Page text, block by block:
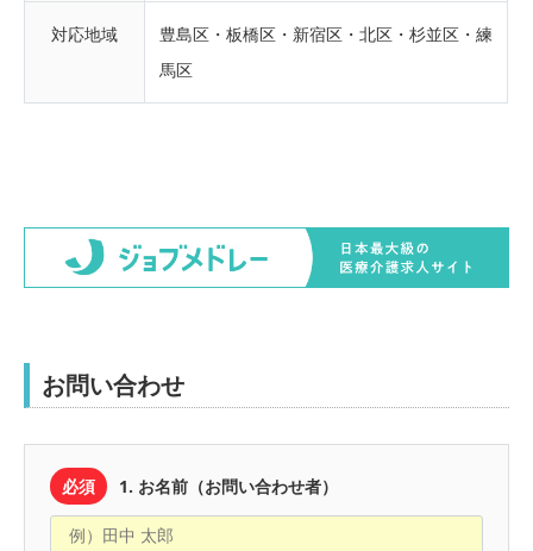
対応地域
豊島区・板橋区・新宿区・北区・杉並区・練
馬区
お問い合わせ
必須 1. お名前（お問い合わせ者）